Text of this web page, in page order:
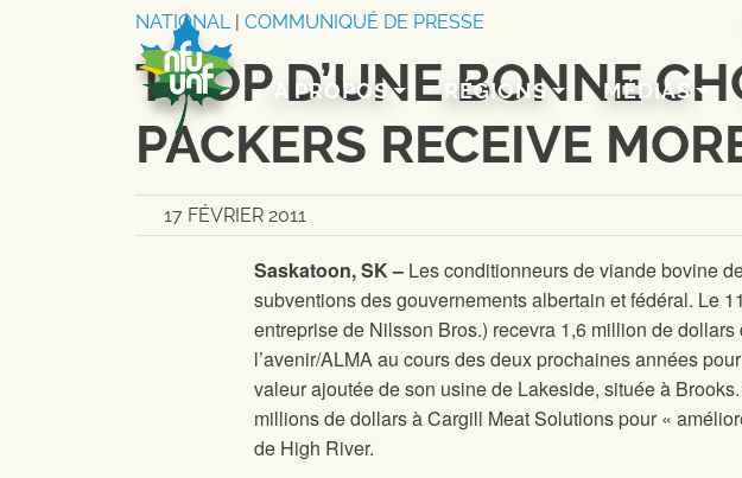
A PROPOS RÉGIONS MÉDIAS
NATIONAL| COMMUNIQUÉ DE PRESSE
TROP D’UNE BONNE
PACKERS RECEIVE
17 FÉVRIER 2011
Saskatoon, SK – Les conditionneurs de viande bovine
subventions des gouvernements albertain et fédéral. Le
entreprise de Nilsson Bros.) recevra 1,6 million de
l’avenir/ALMA au cours des deux prochaines années
valeur ajoutée de son usine de Lakeside, située à
millions de dollars à Cargill Meat Solutions pour «
de High River.